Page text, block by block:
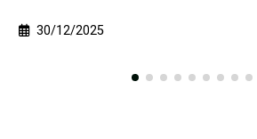
25/02/2026